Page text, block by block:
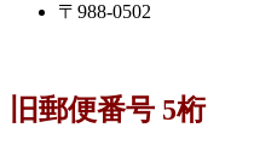
〒988-0502
旧郵便番号 5桁